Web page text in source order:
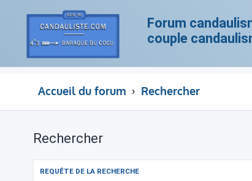
Forum
couple
Accueil du forum Rechercher
Rechercher
REQUÊTE DE LA RECHERCHE